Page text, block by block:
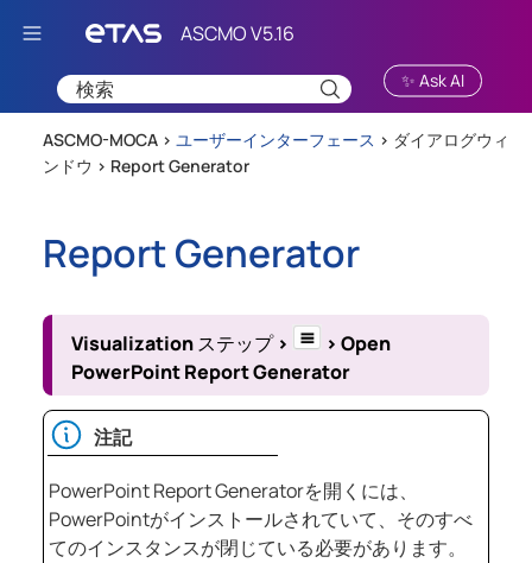
Skip To Main Content
✨ Ask AI
ASCMO-MOCA > ユーザーインターフェース > ダイアログウィ
ンドウ > Report Generator
Report Generator
Visualizationステップ > > Open
PowerPoint Report Generator
注記
PowerPoint Report Generatorを開くには、
PowerPointがインストールされていて、そのすべ
てのインスタンスが閉じている必要があります。